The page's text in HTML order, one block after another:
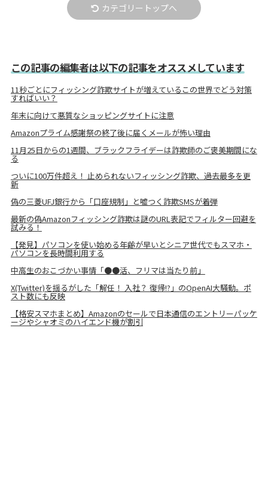
カテゴリートップへ
この記事の編集者は以下の記事をオススメしています
11秒ごとにフィッシング詐欺サイトが増えているこの世界でどう対策
すればいい？
年末に向けて悪質なショッピングサイトに注意
Amazonプライム感謝祭の終了後に届くメールが怖い理由
11月25日からの1週間、ブラックフライデーは詐欺師のご褒美期間にな
る
ついに100万件超え！ 止められないフィッシング詐欺、過去最多を更
新
偽の三菱UFJ銀行から「口座規制」と嘘つく詐欺SMSが着弾
最新の偽Amazonフィッシング詐欺は謎のURL表記でフィルター回避を
試みる！
【発見】パソコンを使い始める年齢が早いとシニア世代でもスマホ・
パソコンを長時間利用する
中高生のおこづかい事情「●●活、フリマは当たり前」
X(Twitter)を揺るがした「解任！ 入社？ 復帰!?」のOpenAI大騒動。ポ
スト数にも反映
【格安スマホまとめ】Amazonのセールで日本通信のエントリーパッケ
ージやシャオミのハイエンド機が割引